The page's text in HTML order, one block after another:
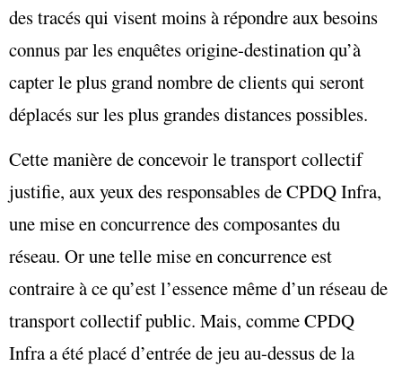
des tracés qui visent moins à répondre aux besoins
connus par les enquêtes origine-destination qu’à
capter le plus grand nombre de clients qui seront
déplacés sur les plus grandes distances possibles.
Cette manière de concevoir le transport collectif
justifie, aux yeux des responsables de CPDQ Infra,
une mise en concurrence des composantes du
réseau. Or une telle mise en concurrence est
contraire à ce qu’est l’essence même d’un réseau de
transport collectif public. Mais, comme CPDQ
Infra a été placé d’entrée de jeu au-dessus de la